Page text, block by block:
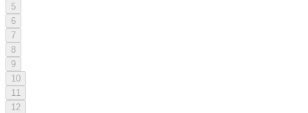
5
6
7
8
9
10
11
12